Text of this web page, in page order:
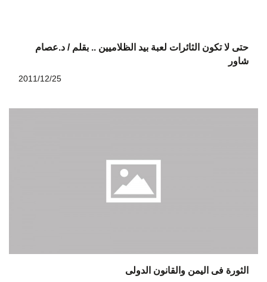
حتى لا تكون الثائرات لعبة بيد الظلاميين .. بقلم / د.عصام
شاور
الثورة فى اليمن والقانون الدولى